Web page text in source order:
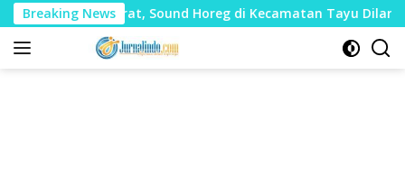
Langsung
ke
konten
Breaking News
Sound Horeg di Kecamatan Tayu Dilarang